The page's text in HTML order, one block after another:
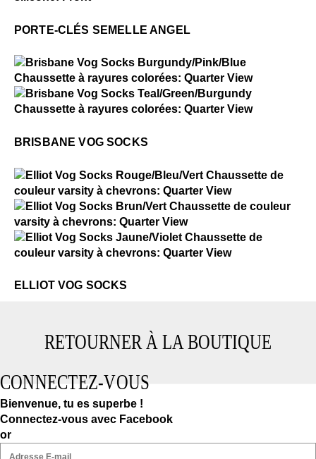
PORTE-CLÉS SEMELLE ANGEL
Brisbane Vog Socks
BRISBANE VOG SOCKS
Elliot Vog Socks
Elliot Vog Socks
ELLIOT VOG SOCKS
RETOURNER À LA BOUTIQUE
CONNECTEZ-VOUS
Bienvenue, tu es superbe !
Connectez-vous avec Facebook
or